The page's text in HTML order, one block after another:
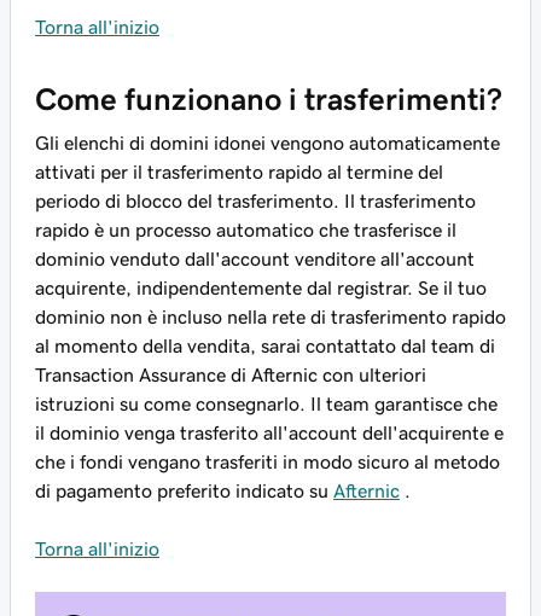
Torna all'inizio
Come funzionano i trasferimenti?
Gli elenchi di domini idonei vengono automaticamente
attivati per il trasferimento rapido al termine del
periodo di blocco del trasferimento. Il trasferimento
rapido è un processo automatico che trasferisce il
dominio venduto dall'account venditore all'account
acquirente, indipendentemente dal registrar. Se il tuo
dominio non è incluso nella rete di trasferimento rapido
al momento della vendita, sarai contattato dal team di
Transaction Assurance di Afternic con ulteriori
istruzioni su come consegnarlo. Il team garantisce che
il dominio venga trasferito all'account dell'acquirente e
che i fondi vengano trasferiti in modo sicuro al metodo
di pagamento preferito indicato su Afternic
Torna all'inizio